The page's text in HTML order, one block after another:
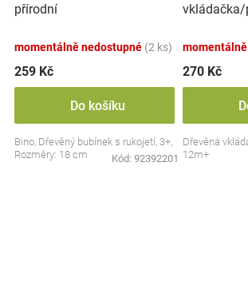
přírodní
momentálně nedostupné (2 ks)
259 Kč
Do košíku
Bino, Dřevěný bubínek s rukojetí, 3+,
Rozměry: 18 cm
Kód: 92392201
vkládačka/
270 Kč
Dřevěná
12m+